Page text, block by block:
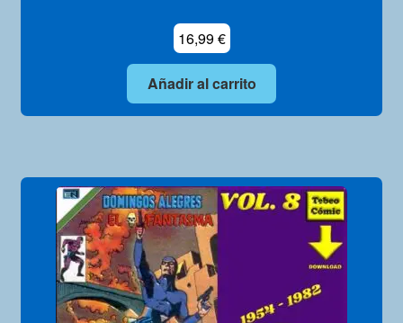
16,99€
Añadir al carrito